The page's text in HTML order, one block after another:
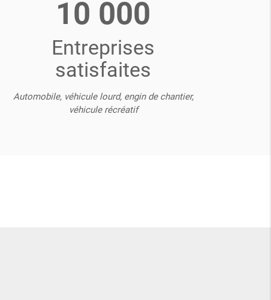
10 000
Entreprises
satisfaites
Automobile, véhicule lourd, engin de chantier,
véhicule récréatif